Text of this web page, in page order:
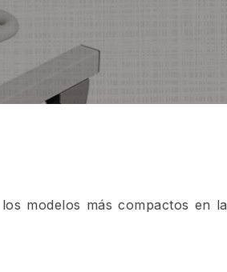
modelos más compactos en la